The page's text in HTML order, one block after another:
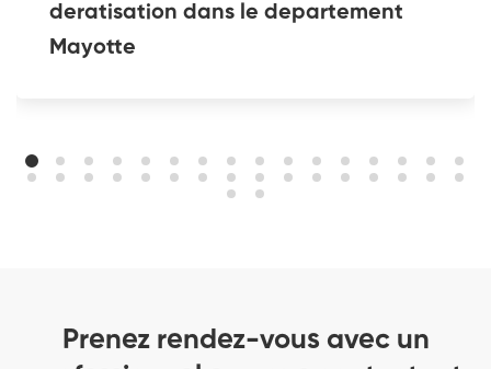
deratisation dans le departement
Mayotte
Prenez rendez-vous avec un